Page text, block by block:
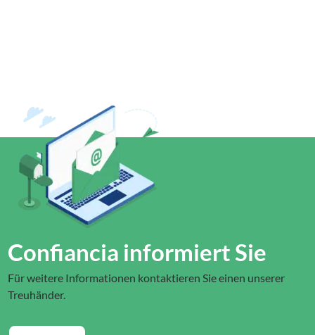
Confiancia informiert Sie
Für weitere Informationen kontaktieren Sie einen unserer
Treuhänder.